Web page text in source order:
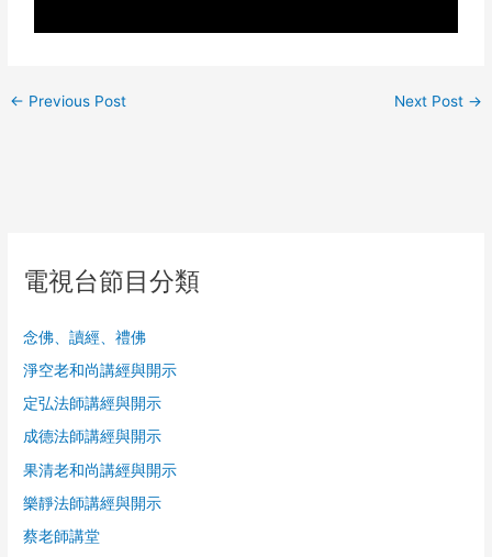
← Previous Post Next Post →
電視台節目分類
念佛、讀經、禮佛
淨空老和尚講經與開示
定弘法師講經與開示
成德法師講經與開示
果清老和尚講經與開示
樂靜法師講經與開示
蔡老師講堂